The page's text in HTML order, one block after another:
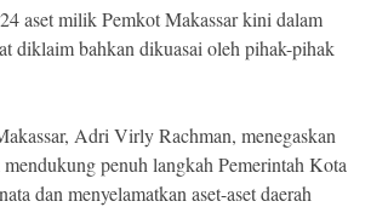
aset milik Pemkot Makassar kini dalam
diklaim bahkan dikuasai oleh pihak-pihak
Adri Virly Rachman, menegaskan
penuh langkah Pemerintah Kota
dan menyelamatkan aset-aset daerah